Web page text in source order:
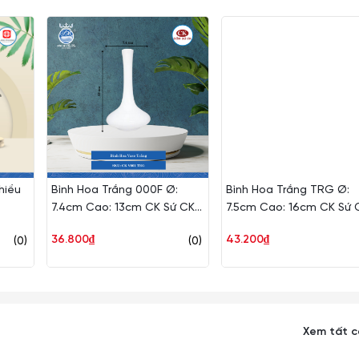
Acrylic rất an toàn cho sức khỏe người sử dụng
sinh sản phẩm trở nên dễ dàng, nhanh chóng.
sản phẩm như ly rượu, bình nước, bình hoa,...
toàn thì các sản phẩm từ nhựa Acrylic
(0)
Bình Hoa Trắng 000F Ø:
7.4cm Cao: 13cm CK Sứ CK
(0)
36.800₫
Bình Hoa Trắng TRG Ø:
7.5cm Cao: 16cm CK Sứ
43.200₫
Xem tất